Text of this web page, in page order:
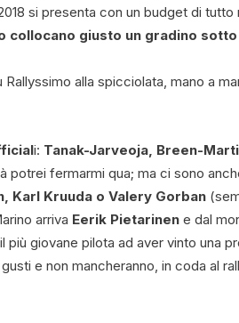
si presenta con un budget di
collocano giusto un gradino sotto
alla spicciolata, mano a
i: Tanak-Jarveoja, Breen-
potrei fermarmi qua; ma ci sono
Karl Kruuda o Valery Gorban
arriva Eerik Pietarinen e dal
più giovane pilota ad aver vinto una
e non mancheranno, in coda al